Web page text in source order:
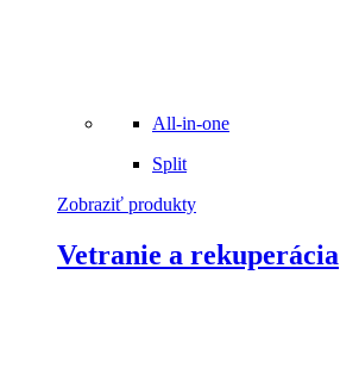
All-in-one
Split
Zobraziť produkty
Vetranie a rekuperácia